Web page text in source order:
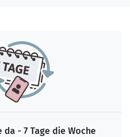
da - 7 Tage die Woche